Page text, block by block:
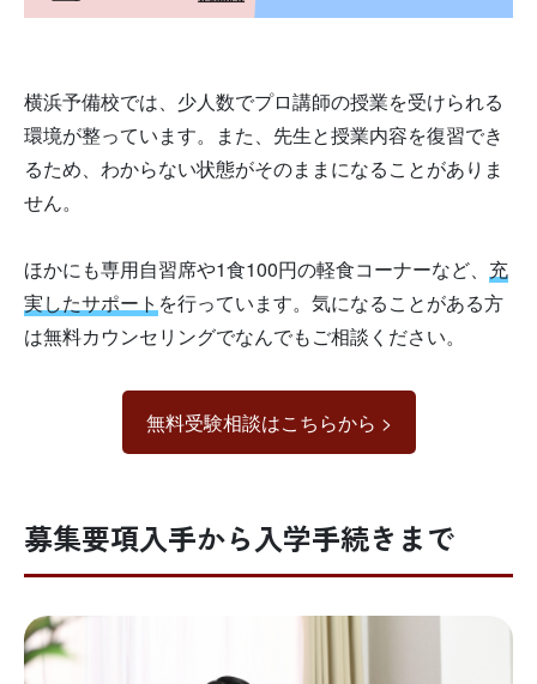
横浜予備校では、少人数でプロ講師の授業を受けられる
環境が整っています。また、先生と授業内容を復習でき
るため、わからない状態がそのままになることがありま
せん。
ほかにも専用自習席や1食100円の軽食コーナーなど、 充
実したサポート を行っています。気になることがある方
は無料カウンセリングでなんでもご相談ください。
無料受験相談はこちらから >
募集要項入手から入学手続きまで